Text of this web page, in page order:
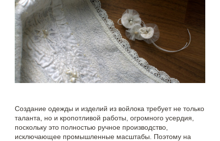
Создание одежды и изделий из войлока требует не только
таланта, но и кропотливой работы, огромного усердия,
поскольку это полностью ручное производство,
исключающее промышленные масштабы. Поэтому на